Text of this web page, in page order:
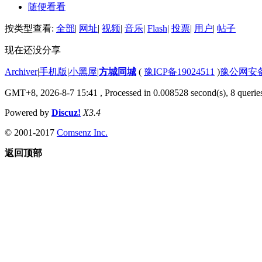
随便看看
按类型查看: 全部| 网址| 视频| 音乐| Flash| 投票| 用户| 帖子
现在还没分享
Archiver|手机版|小黑屋|方城同城 ( 豫ICP备19024511 )豫公网安
GMT+8, 2026-8-7 15:41 , Processed in 0.008528 second(s), 8
Powered by Discuz! X3.4
© 2001-2017 Comsenz Inc.
返回顶部